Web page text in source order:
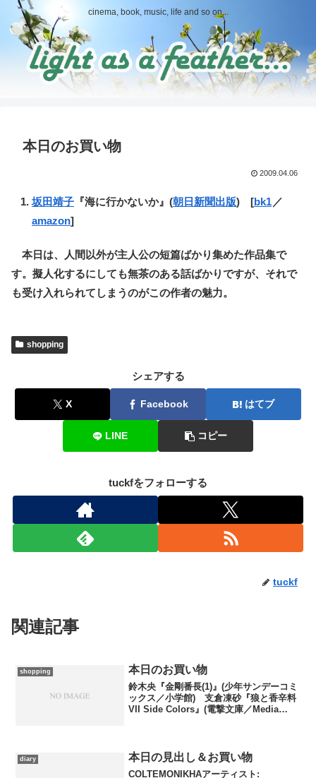
cinema, book, music, life and so on...
本日のお買い物
2009.04.06
坂田靖子 『海に行かないか』(朝日新聞出版) [bk1 ／
amazon]
本日は、人間以外が主人公の短篇ばかり集めた作品集で
す。擬人化するにしても無茶のある話ばかりですが、それで
も受け入れられてしまうのがこの作者の魅力。
shopping
シェアする
X Facebook はてブ
LINE コピー
tuckfをフォローする
tuckf
関連記事
shopping 本日のお買い物
鈴木央『金剛番長(1)』(少年サンデーコミ
ックス／小学館) 支倉凍砂『狼と香辛料
VII Side Colors』(電撃文庫／Media
diary 本日の見出し＆お買い物
COLTEMONIKHAアーティスト: